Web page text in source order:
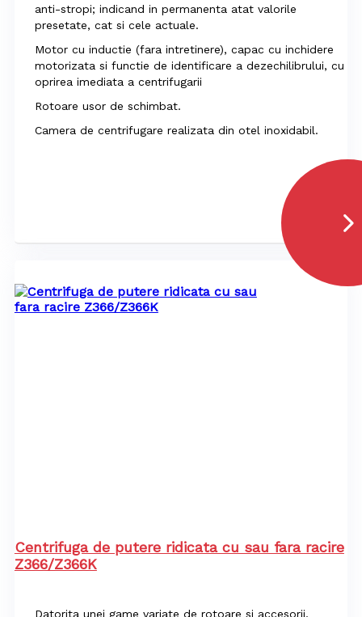
anti-stropi; indicand in permanenta atat valorile
presetate, cat si cele actuale.
Motor cu inductie (fara intretinere), capac cu inchidere
motorizata si functie de identificare a dezechilibrului, cu
oprirea imediata a centrifugarii
Rotoare usor de schimbat.
Camera de centrifugare realizata din otel inoxidabil.
Centrifuga de putere ridicata cu sau fara racire
Z366/Z366K
Datorita unei game variate de rotoare si accesorii,